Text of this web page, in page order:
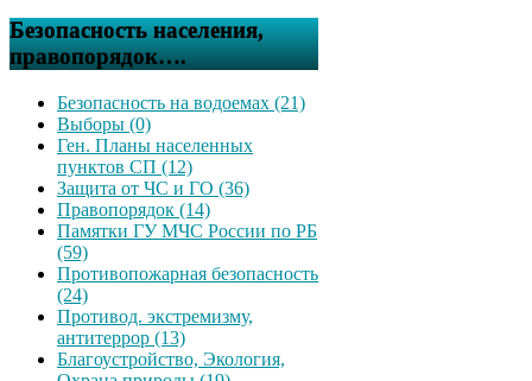
Безопасность населения,
правопорядок….
Безопасность на водоемах (21)
Выборы (0)
Ген. Планы населенных
пунктов СП (12)
Защита от ЧС и ГО (36)
Правопорядок (14)
Памятки ГУ МЧС России по РБ
(59)
Противопожарная безопасность
(24)
Противод. экстремизму,
антитеррор (13)
Благоустройство, Экология,